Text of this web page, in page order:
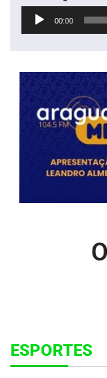
Tocador
00:00
ESPORTES